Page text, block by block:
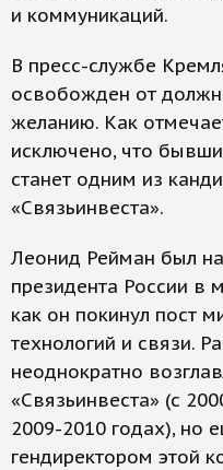
и коммуникаций.
В пресс-службе
освобожден от
желанию. Как
исключено, что
станет одним из
«Связьинвеста».
Леонид Рейман был
президента России в
как он покинул пост
технологий и связи.
неоднократно
«Связьинвеста» (с
2009-2010 годах), но
гендиректором этой